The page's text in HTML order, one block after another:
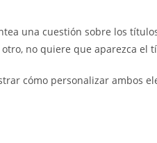
entrada:
entrada:
una cuestión sobre los
no quiere que aparezca el
cómo personalizar ambos